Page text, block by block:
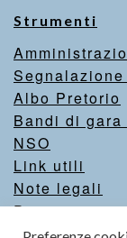
Strumenti
Albo Pretorio
Bandi di
NSO
Link utili
Note legali
Privacy
Intranet